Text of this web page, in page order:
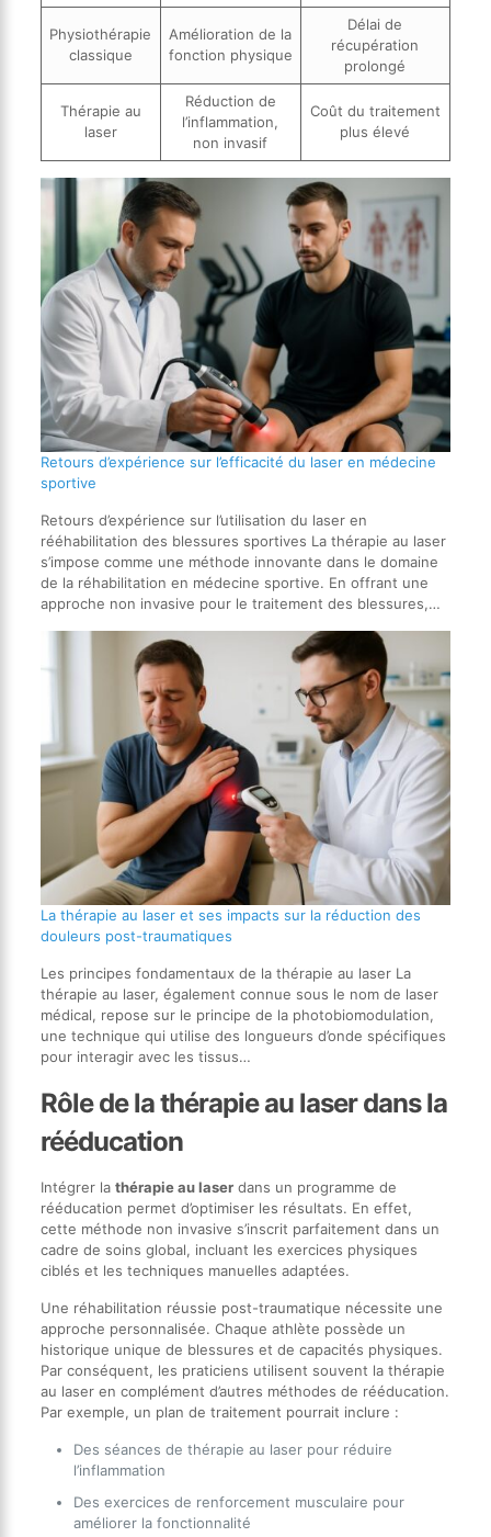
Physiothérapie
classique
Amélioration de la
fonction physique
Délai de
récupération
prolongé
Thérapie au
laser
Réduction de
l’inflammation,
non invasif
Coût du traitement
plus élevé
Retours d’expérience sur l’efficacité du laser en médecine
sportive
Retours d’expérience sur l’utilisation du laser en
rééhabilitation des blessures sportives La thérapie au laser
s’impose comme une méthode innovante dans le domaine
de la réhabilitation en médecine sportive. En offrant une
approche non invasive pour le traitement des blessures,…
La thérapie au laser et ses impacts sur la réduction des
douleurs post-traumatiques
Les principes fondamentaux de la thérapie au laser La
thérapie au laser, également connue sous le nom de laser
médical, repose sur le principe de la photobiomodulation,
une technique qui utilise des longueurs d’onde spécifiques
pour interagir avec les tissus…
Rôle de la thérapie au laser dans la
rééducation
Intégrer la thérapie au laserdans un programme de
rééducation permet d’optimiser les résultats. En effet,
cette méthode non invasive s’inscrit parfaitement dans un
cadre de soins global, incluant les exercices physiques
ciblés et les techniques manuelles adaptées.
Une réhabilitation réussie post-traumatique nécessite une
approche personnalisée. Chaque athlète possède un
historique unique de blessures et de capacités physiques.
Par conséquent, les praticiens utilisent souvent la thérapie
au laser en complément d’autres méthodes de rééducation.
Par exemple, un plan de traitement pourrait inclure :
Des séances de thérapie au laser pour réduire
l’inflammation
Des exercices de renforcement musculaire pour
améliorer la fonctionnalité